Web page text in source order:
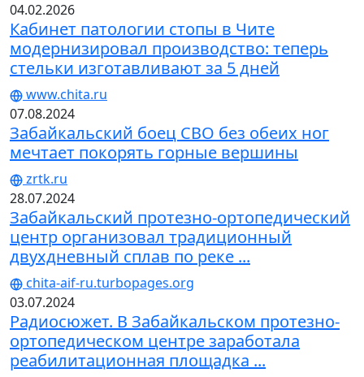
04.02.2026
Кабинет патологии стопы в Чите
модернизировал производство: теперь
стельки изготавливают за 5 дней
www.chita.ru
07.08.2024
Забайкальский боец СВО без обеих ног
мечтает покорять горные вершины
zrtk.ru
28.07.2024
Забайкальский протезно-ортопедический
центр организовал традиционный
двухдневный сплав по реке ...
chita-aif-ru.turbopages.org
03.07.2024
Радиосюжет. В Забайкальском протезно-
ортопедическом центре заработала
реабилитационная площадка ...